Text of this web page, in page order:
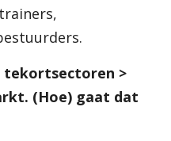
tekortsectoren >
(Hoe) gaat dat